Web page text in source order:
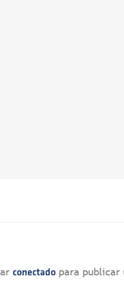
conectado para publicar